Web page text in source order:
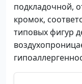
подкладочной,
кромок,
типовых фигур